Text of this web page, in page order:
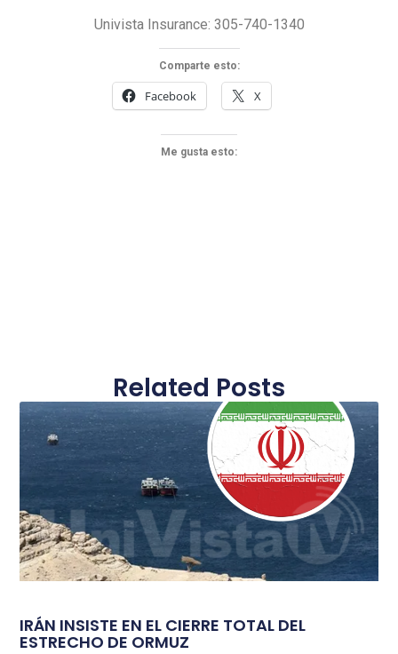
Univista Insurance: 305-740-1340
Comparte esto:
Facebook X
Me gusta esto:
Related Posts
IRÁN INSISTE EN EL CIERRE TOTAL DEL
ESTRECHO DE ORMUZ